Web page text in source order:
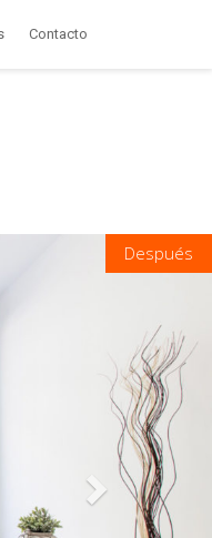
Contacto
Después
Next